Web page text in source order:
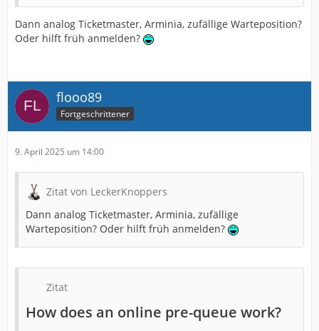
Dann analog Ticketmaster, Arminia, zufällige Warteposition?
Oder hilft früh anmelden?
flooo89
Fortgeschrittener
9. April 2025 um 14:00
Zitat von LeckerKnoppers
Dann analog Ticketmaster, Arminia, zufällige
Warteposition? Oder hilft früh anmelden?
Zitat
How does an online pre-queue work?